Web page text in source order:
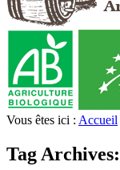
Vous êtes ici : Accueil
Tag Archives: